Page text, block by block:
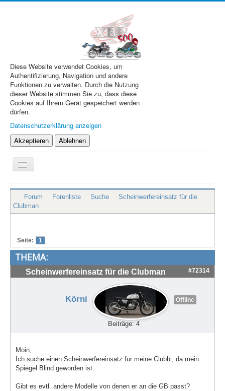
Diese Website verwendet Cookies, um
Authentifizierung, Navigation und andere
Funktionen zu verwalten. Durch die Nutzung
dieser Website stimmen Sie zu, dass diese
Cookies auf Ihrem Gerät gespeichert werden
dürfen.
Datenschutzerklärung anzeigen
Akzeptieren
Ablehnen
Navigation
an/aus
XBR.de
Technik
Treffen & Touren
Cafe-Ecke
Suche
Forum Forenliste Suche
Scheinwerfereinsatz für die
Clubman
Seite: 1
THEMA:
Scheinwerfereinsatz für die Clubman #72314
Körni Offline
Beiträge: 4
Moin,
Ich suche einen Scheinwerfereinsatz für meine Clubbi, da mein
Spiegel Blind geworden ist.
Gibt es evtl. andere Modelle von denen er an die GB passt?